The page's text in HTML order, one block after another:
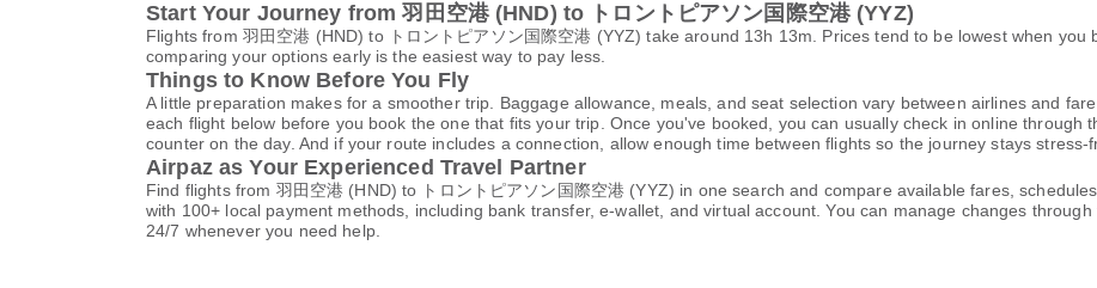
Start Your Journey from 羽田空港 (HND) to トロントピアソン国際空港 (YYZ)
Flights from 羽田空港 (HND) to トロントピアソン国際空港 (YYZ) take around 13h 13m. Prices tend to be lowest when
comparing your options early is the easiest way to pay less.
Things to Know Before You Fly
A little preparation makes for a smoother trip. Baggage allowance, meals, and seat selection vary between airlines and
each flight below before you book the one that fits your trip. Once you've booked, you can usually check in online through
counter on the day. And if your route includes a connection, allow enough time between flights so the journey stays stress-
Airpaz as Your Experienced Travel Partner
Find flights from 羽田空港 (HND) to トロントピアソン国際空港 (YYZ) in one search and compare available fares,
with 100+ local payment methods, including bank transfer, e-wallet, and virtual account. You can manage changes
24/7 whenever you need help.